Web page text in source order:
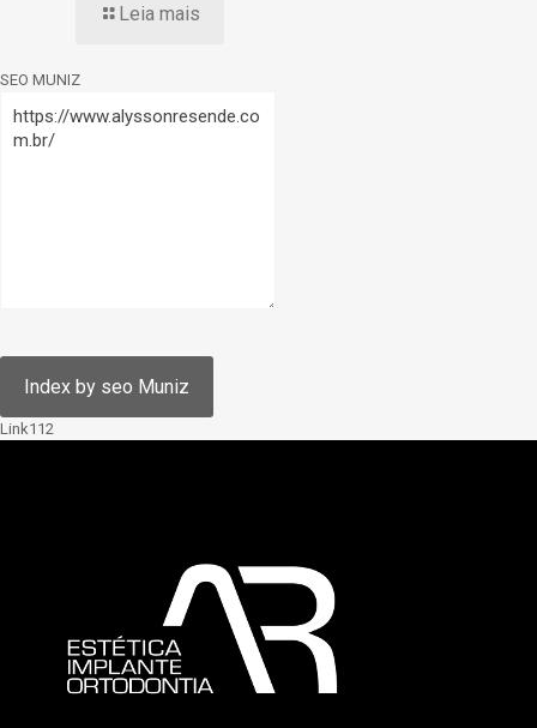
Leia mais
SEO MUNIZ
Link112